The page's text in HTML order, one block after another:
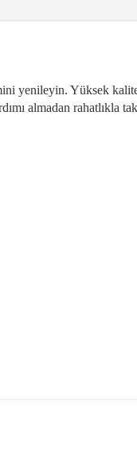
yenileyin. Yüksek
almadan rahatlıkla